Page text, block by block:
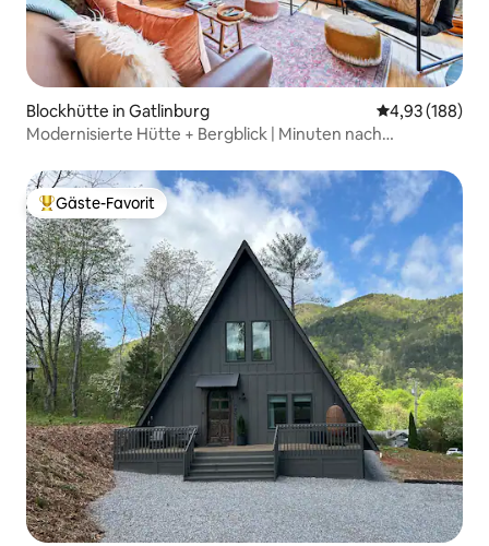
Blockhütte in Gatlinburg
4,93 (188)
Modernisierte Hütte + Bergblick | Minuten nach
Beliebter Gäste-Favorit.
Gäste-Favorit